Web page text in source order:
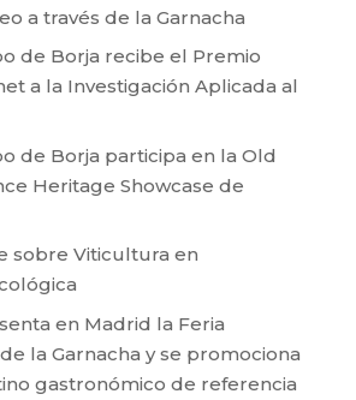
a través de la Garnacha
de Borja recibe el Premio
a la Investigación Aplicada al
de Borja participa en la Old
Heritage Showcase de
sobre Viticultura en
en Madrid la Feria
la Garnacha y se promociona
gastronómico de referencia